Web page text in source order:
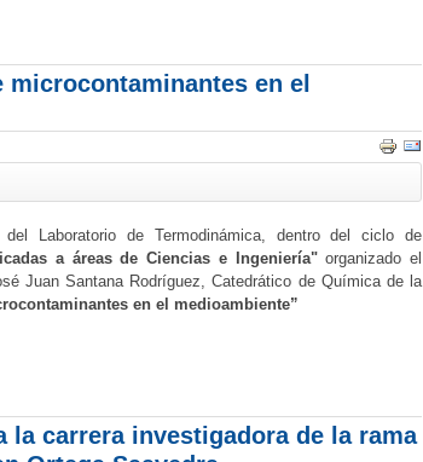
en el
Laboratorio de Termodinámica, dentro del ciclo de
a áreas de Ciencias e Ingeniería"organizado el
Juan Santana Rodríguez, Catedrático de Química de la
en el medioambiente”
la carrera investigadora de la rama